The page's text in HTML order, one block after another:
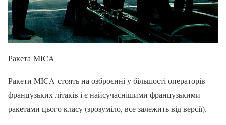
Ракета MICA
Ракети MICA стоять на озброєнні у більшості операторів
французьких літаків і є найсучаснішими французькими
ракетами цього класу (зрозуміло, все залежить від версії).